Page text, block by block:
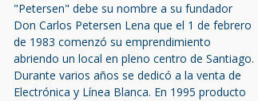
"Petersen" debe su nombre a su fundador
Don Carlos Petersen Lena que el 1 de febrero
de 1983 comenzó su emprendimiento
abriendo un local en pleno centro de Santiago.
Durante varios años se dedicó a la venta de
Electrónica y Línea Blanca. En 1995 producto